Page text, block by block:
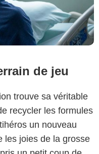
de jeu
trouve sa véritable
recycler les formules
un nouveau
les joies de la grosse